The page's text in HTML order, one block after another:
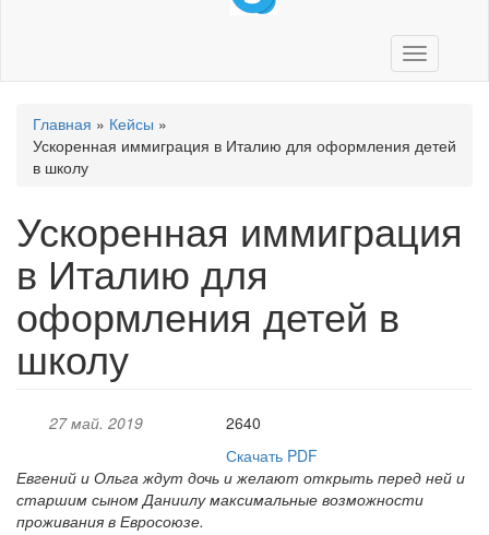
Toggle
navigation
Вы
здесь
Главная » Кейсы »
Ускоренная иммиграция в Италию для оформления детей
в школу
Ускоренная иммиграция
в Италию для
оформления детей в
школу
27 май. 2019
2640
Скачать PDF
Евгений и Ольга ждут дочь и желают открыть перед ней и
старшим сыном Даниилу максимальные возможности
проживания в Евросоюзе.